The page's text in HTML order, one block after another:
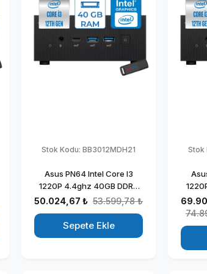
Stok Kodu: BB3012MDH21
Asus PN64 Intel Core I3
1220P 4.4ghz 40GB DDR5
256GB SSD Intel UHD
Kurumsal Mini Bilgisayar
50.024,67 ₺ 53.599,78 ₺
Sepete Ekle
Stok